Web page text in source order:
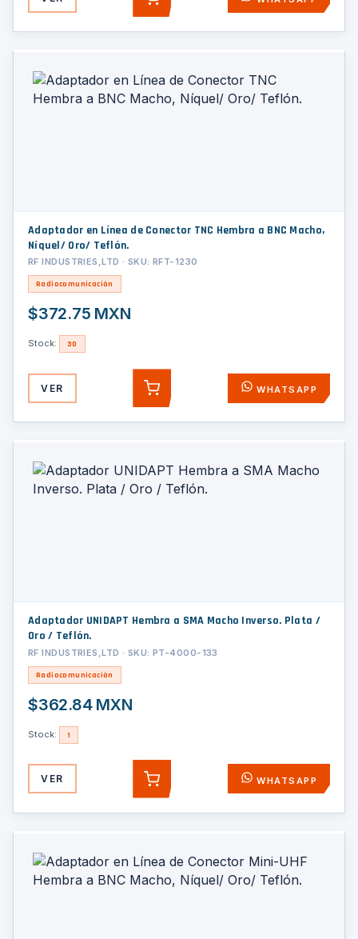
AGREGAR
Adaptador en Línea de Conector TNC Hembra a BNC Macho,
Níquel/ Oro/ Teflón.
RF INDUSTRIES,LTD · SKU: RFT-1230
Radiocomunicación
$372.75 MXN
Stock: 30
VER AGREGAR WHATSAPP
Adaptador UNIDAPT Hembra a SMA Macho Inverso. Plata /
Oro / Teflón.
RF INDUSTRIES,LTD · SKU: PT-4000-133
Radiocomunicación
$362.84 MXN
Stock: 1
VER AGREGAR WHATSAPP